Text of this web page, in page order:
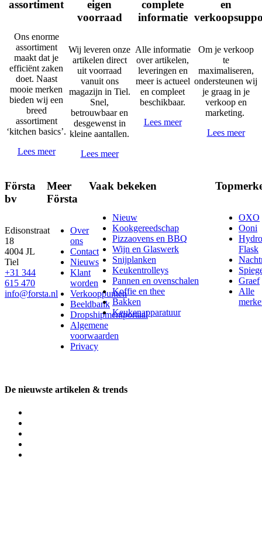
assortiment
Ons enorme
assortiment
maakt dat je
efficiënt zaken
doet. Naast
mooie merken
bieden wij een
breed
assortiment
‘kitchen basics’.
Lees meer
eigen
voorraad
Wij leveren onze
artikelen direct
uit voorraad
vanuit ons
magazijn in Tiel.
Snel,
betrouwbaar en
desgewenst in
kleine aantallen.
Lees meer
complete
informatie
Alle informatie
over artikelen,
leveringen en
meer is actueel
en compleet
beschikbaar.
Lees meer
en
Om je verkoop
te
maximaliseren,
ondersteunen wij
je graag in je
verkoop en
marketing.
Lees meer
Första
bv
Edisonstraat
18
4004 JL
Tiel
+31 344
615 470
info@forsta.nl
Meer
Första
Over
ons
Contact
Nieuws
Klant
worden
Verkooppunten
Beeldbank
Dropshipmentportaal
Algemene
voorwaarden
Privacy
Vaak bekeken
Nieuw
Kookgereedschap
Pizzaovens en BBQ
Wijn en Glaswerk
Snijplanken
Keukentrolleys
Pannen en ovenschalen
Koffie en thee
Bakken
Keukenapparatuur
OXO
Ooni
Hydro
Flask
Graef
Alle
De nieuwste artikelen & trends